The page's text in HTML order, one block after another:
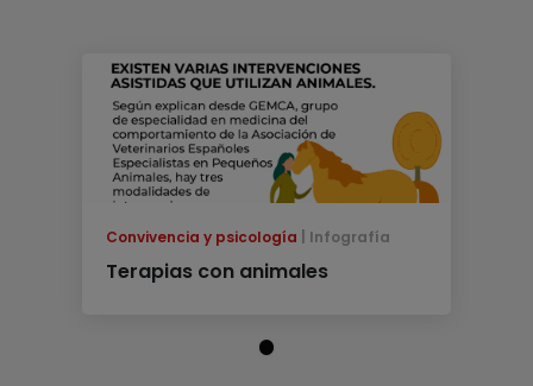
Convivencia y psicología Infografía
Terapias con animales